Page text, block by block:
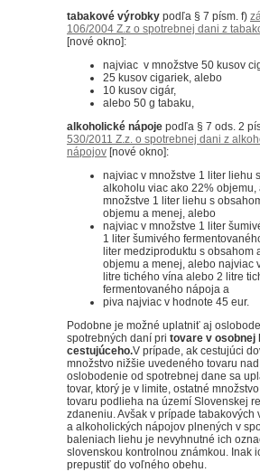
tabakové výrobky podľa § 7 písm. f)
106/2004 Z.z o spotrebnej dani z
[nové okno]:
najviac v množstve 50 kusov
25 kusov cigariek, alebo
10 kusov cigár,
alebo 50 g tabaku,
alkoholické nápoje podľa § 7 ods. 2
530/2011 Z.z. o spotrebnej dani z
nápojov [nové okno]:
najviac v množstve 1 liter liehu
alkoholu viac ako 22%
množstve 1 liter liehu s
objemu a menej, alebo
najviac v množstve 1 liter
1 liter šumivého
liter medziproduktu s obsahom
objemu a menej, alebo najviac
litre tichého vína alebo 2 litre
fermentovaného nápoja a
piva najviac v hodnote 45 eur.
Podobne je možné uplatniť aj
spotrebných daní pri tovare v osobnej
cestujúceho.V prípade, ak cestujúci
množstvo nižšie uvedeného tovaru
oslobodenie od spotrebnej dane sa
tovar, ktorý je v limite, ostatné
tovaru podlieha na území Slovenskej
zdaneniu. Avšak v prípade tabakových
a alkoholických nápojov plnených v
baleniach liehu je nevyhnutné ich
slovenskou kontrolnou známkou. Inak
prepustiť do voľného obehu.